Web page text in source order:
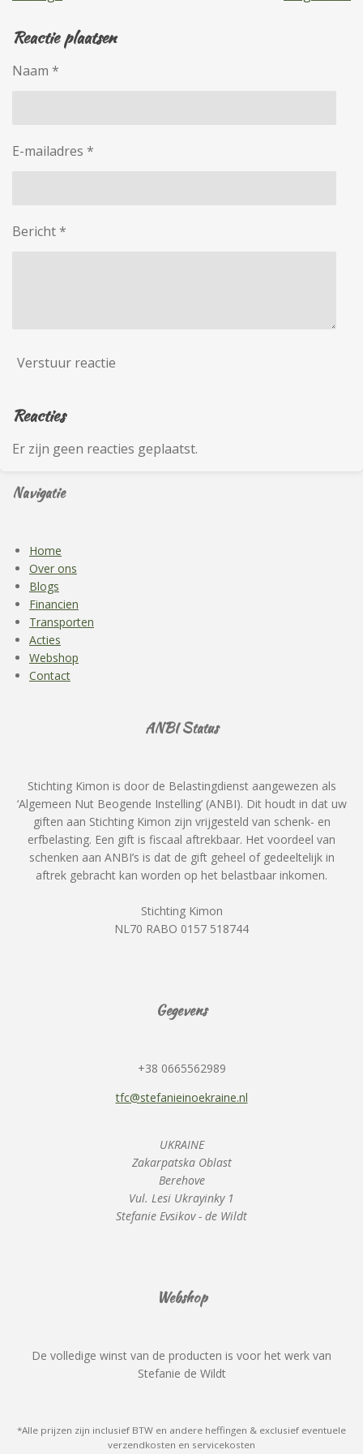
Reactie plaatsen
Naam *
E-mailadres *
Bericht *
Verstuur reactie
Reacties
Er zijn geen reacties geplaatst.
Navigatie
Home
Over ons
Blogs
Financien
Transporten
Acties
Webshop
Contact
ANBI Status
Stichting Kimon is door de Belastingdienst aangewezen als
‘Algemeen Nut Beogende Instelling’ (ANBI). Dit houdt in dat uw
giften aan Stichting Kimon zijn vrijgesteld van schenk- en
erfbelasting. Een gift is fiscaal aftrekbaar. Het voordeel van
schenken aan ANBI’s is dat de gift geheel of gedeeltelijk in
aftrek gebracht kan worden op het belastbaar inkomen.
Stichting Kimon
NL70 RABO 0157 518744
Gegevens
+38 0665562989
tfc@stefanieinoekraine.nl
UKRAINE
Zakarpatska Oblast
Berehove
Vul. Lesi Ukrayinky 1
Stefanie Evsikov - de Wildt
Webshop
De volledige winst van de producten is voor het werk van
Stefanie de Wildt
*Alle prijzen zijn inclusief BTW en andere heffingen & exclusief eventuele
verzendkosten en servicekosten